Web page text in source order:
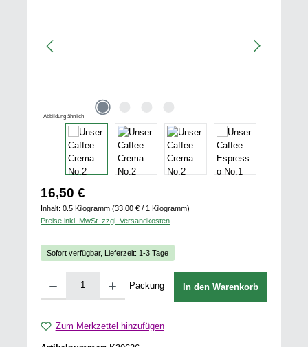
Abbildung ähnlich
Regulärer Preis:
16,50 €
Inhalt:0.5 Kilogramm(33,00 € / 1 Kilogramm)
Preise inkl. MwSt. zzgl. Versandkosten
Sofort verfügbar, Lieferzeit: 1-3 Tage
Packung In den Warenkorb
Zum Merkzettel hinzufügen